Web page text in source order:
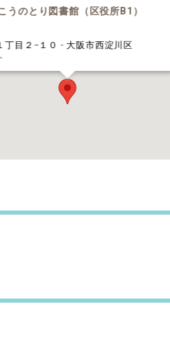
うのとり図書館（区役所B1）
丁目２−１０ - 大阪市西淀川区